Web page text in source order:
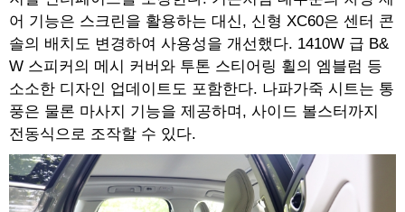
어 기능은 스크린을 활용하는 대신, 신형 XC60은 센터 콘
솔의 배치도 변경하여 사용성을 개선했다. 1410W 급 B&
W 스피커의 메시 커버와 투톤 스티어링 휠의 엠블럼 등
소소한 디자인 업데이트도 포함한다. 나파가죽 시트는 통
풍은 물론 마사지 기능을 제공하며, 사이드 볼스터까지
전동식으로 조작할 수 있다.